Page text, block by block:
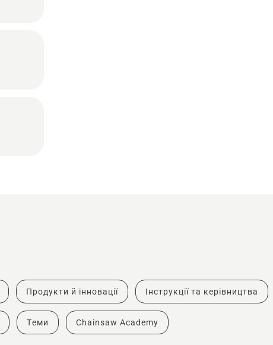
Продукти й інновації Інструкції та керівництва
Теми Chainsaw Academy